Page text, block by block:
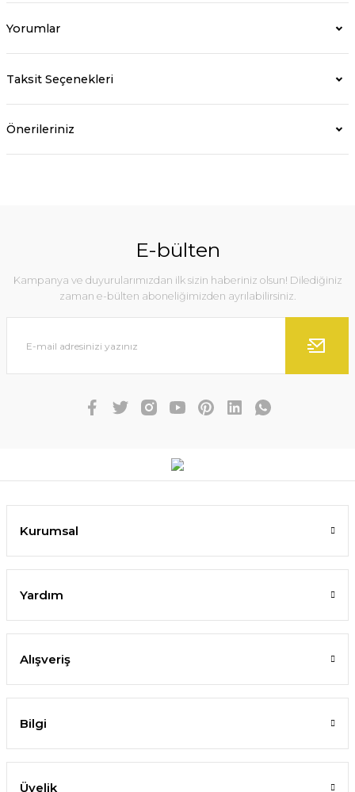
Yorumlar
Taksit Seçenekleri
Önerileriniz
E-bülten
Kampanya ve duyurularımızdan ilk sizin haberiniz olsun! Dilediğiniz
zaman e-bülten aboneliğimizden ayrılabilirsiniz.
Kurumsal
Yardım
Alışveriş
Bilgi
Üyelik